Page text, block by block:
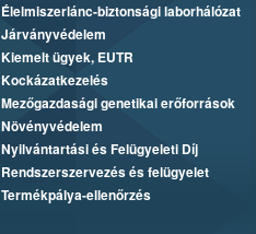
Élelmiszerlánc-biztonsági laborhálózat
Járványvédelem
Kiemelt ügyek, EUTR
Kockázatkezelés
Mezőgazdasági genetikai erőforrások
Növényvédelem
Nyilvántartási és Felügyeleti Díj
Rendszerszervezés és felügyelet
Termékpálya-ellenőrzés